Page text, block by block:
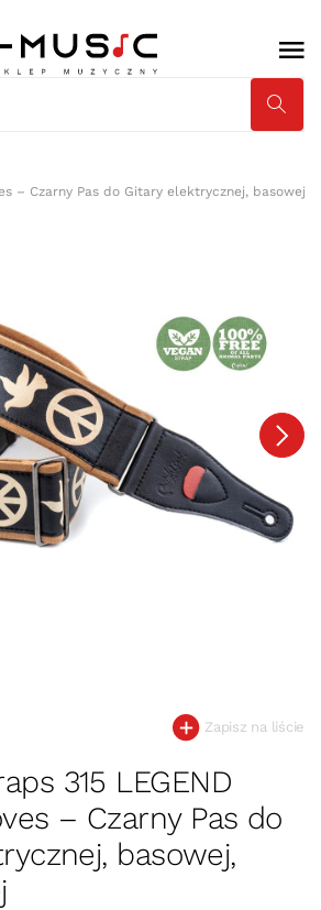
– Czarny Pas do Gitary elektrycznej, basowej,
Zapisz na liście
315 LEGEND
– Czarny Pas do
basowej,